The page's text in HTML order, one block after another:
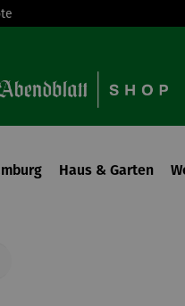
springen
Haus & Garten